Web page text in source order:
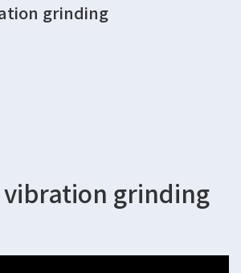
grinding
vibration grinding